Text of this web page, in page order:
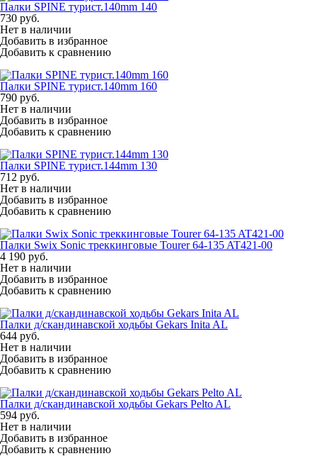
Палки SPINE турист.140mm 140
730 руб.
Нет в наличии
Добавить в избранное
Добавить к сравнению
Палки SPINE турист.140mm 160
790 руб.
Нет в наличии
Добавить в избранное
Добавить к сравнению
Палки SPINE турист.144mm 130
712 руб.
Нет в наличии
Добавить в избранное
Добавить к сравнению
Палки Swix Sonic треккинговые Tourer 64-135 AT421-00
4 190 руб.
Нет в наличии
Добавить в избранное
Добавить к сравнению
Палки д/скандинавской ходьбы Gekars Inita AL
644 руб.
Нет в наличии
Добавить в избранное
Добавить к сравнению
Палки д/скандинавской ходьбы Gekars Pelto AL
594 руб.
Нет в наличии
Добавить в избранное
Добавить к сравнению